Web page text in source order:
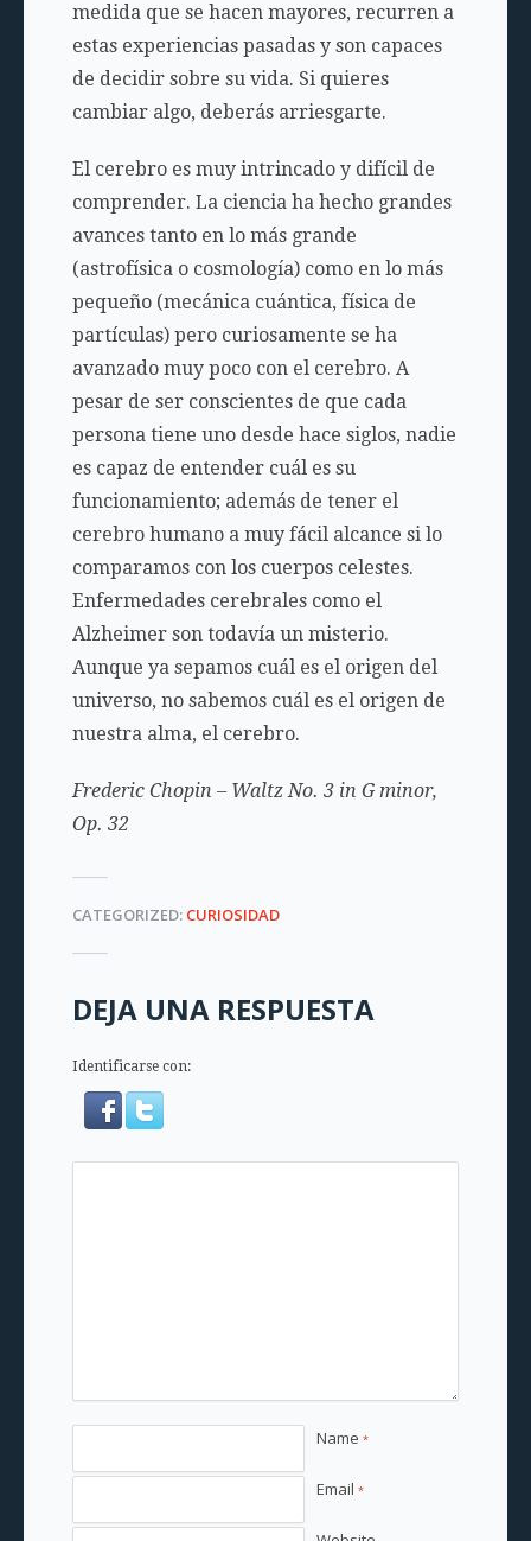
medida que se hacen mayores, recurren a
estas experiencias pasadas y son capaces
de decidir sobre su vida. Si quieres
cambiar algo, deberás arriesgarte.
El cerebro es muy intrincado y difícil de
comprender. La ciencia ha hecho grandes
avances tanto en lo más grande
(astrofísica o cosmología) como en lo más
pequeño (mecánica cuántica, física de
partículas) pero curiosamente se ha
avanzado muy poco con el cerebro. A
pesar de ser conscientes de que cada
persona tiene uno desde hace siglos, nadie
es capaz de entender cuál es su
funcionamiento; además de tener el
cerebro humano a muy fácil alcance si lo
comparamos con los cuerpos celestes.
Enfermedades cerebrales como el
Alzheimer son todavía un misterio.
Aunque ya sepamos cuál es el origen del
universo, no sabemos cuál es el origen de
nuestra alma, el cerebro.
Frederic Chopin – Waltz No. 3 in G minor,
Op. 32
CATEGORIZED: CURIOSIDAD
DEJA UNA RESPUESTA
Identificarse con:
Name *
Email *